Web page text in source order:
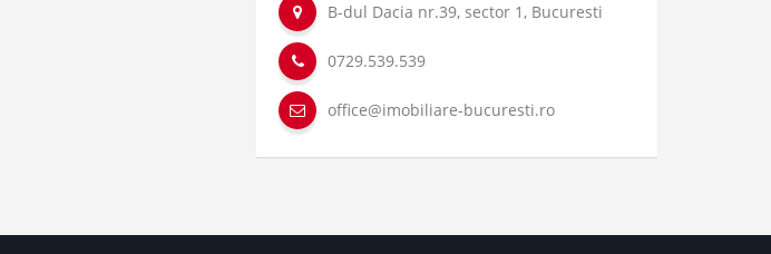
B-dul Dacia nr.39, sector 1, Bucuresti
0729.539.539
office@imobiliare-bucuresti.ro